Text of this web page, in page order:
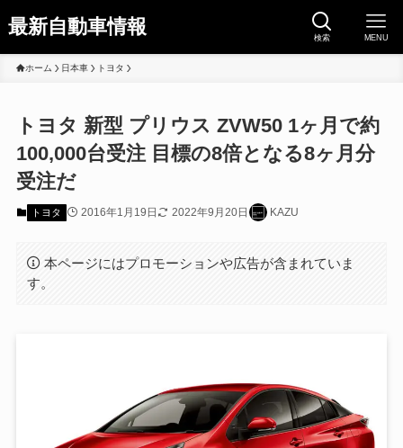
最新自動車情報 検索 MENU
ホーム 日本車 トヨタ
トヨタ 新型 プリウス ZVW50 1ヶ月で約
100,000台受注 目標の8倍となる8ヶ月分
受注だ
トヨタ 2016年1月19日 2022年9月20日 KAZU
本ページにはプロモーションや広告が含まれていま
す。